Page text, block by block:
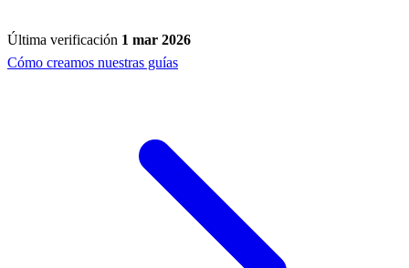
Última verificación 1 mar 2026
Cómo creamos nuestras guías